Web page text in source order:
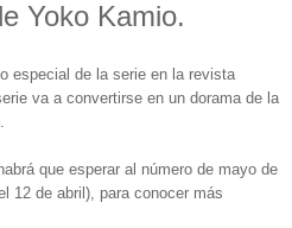
Yoko Kamio.
especial de la serie en la revista
va a convertirse en un dorama de la
que esperar al número de mayo de
12 de abril), para conocer más